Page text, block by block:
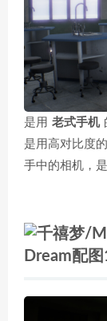
是用 老式手机
是用高对比度的
手中的相机，